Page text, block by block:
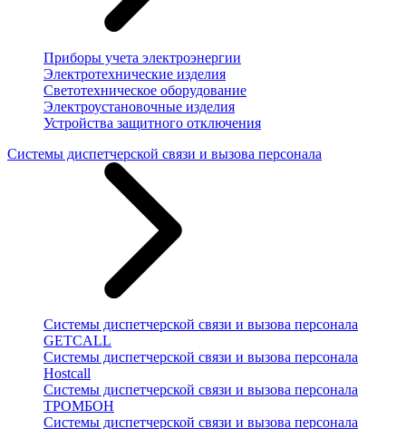
Приборы учета электроэнергии
Электротехнические изделия
Светотехническое оборудование
Электроустановочные изделия
Устройства защитного отключения
Системы диспетчерской связи и вызова персонала
Системы диспетчерской связи и вызова персонала
GETCALL
Системы диспетчерской связи и вызова персонала
Hostcall
Системы диспетчерской связи и вызова персонала
ТРОМБОН
Системы диспетчерской связи и вызова персонала